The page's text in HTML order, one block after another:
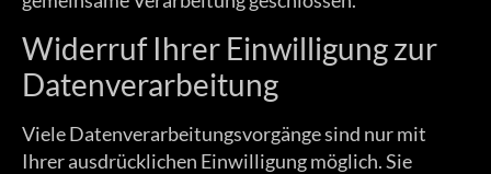
Widerruf Ihrer Einwilligung zur
Datenverarbeitung
Viele Datenverarbeitungsvorgänge sind nur mit
Ihrer ausdrücklichen Einwilligung möglich. Sie